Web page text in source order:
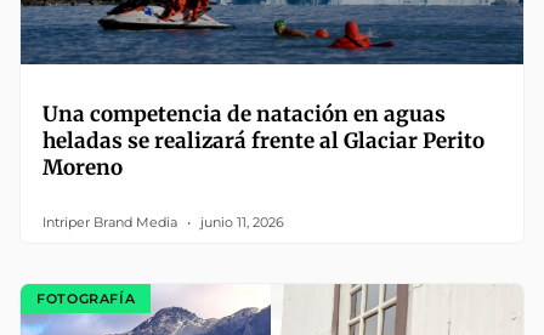
Una competencia de natación en aguas
heladas se realizará frente al Glaciar Perito
Moreno
Intriper Brand Media junio 11, 2026
FOTOGRAFÍA